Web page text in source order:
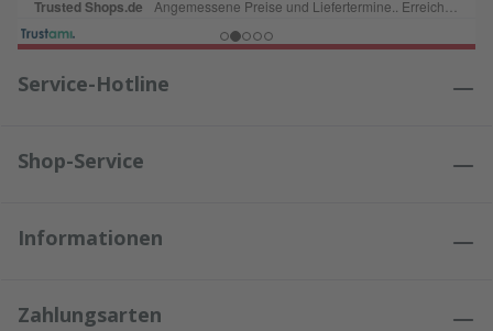
Service-Hotline
Shop-Service
Informationen
Zahlungsarten